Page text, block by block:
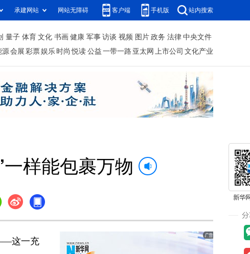
承建网站 网站无障碍 客户端 手机版 站内搜索
量子 体育 文化 书画 健康 军事 访谈 视频 图片 政务 法律 中央文件
源 会展 彩票娱乐 时尚 悦读 公益 一带一路 亚太网 上市公司 文化产业
样能包裹万物
这一充